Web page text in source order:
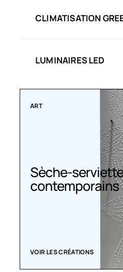
CLIMATISATION
LUMINAIRES LED
COLLECTIONS
Radiateurs Belle
ACHETEZ MAINTENANT